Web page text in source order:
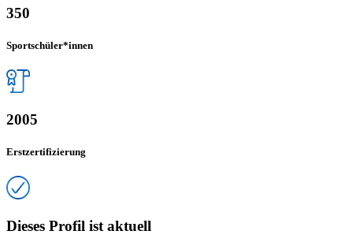
350
Sportschüler*innen
2005
Erstzertifizierung
Dieses Profil ist aktuell